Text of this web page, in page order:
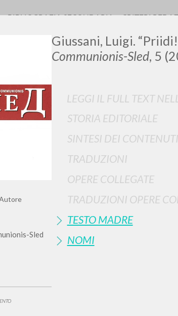
Sled
Giussani, Luigi.
Communionis-Sled, 5
LEGGI IL FULL TEXT
STORIA EDITORIALE
SINTESI DEI CONTENUTI
TRADUZIONI
OPERE COLLEGATE
TRADUZIONI OPERE
TESTO MADRE
NOMI
BIBLIOGRAFIA SECONDARIA CRITERI